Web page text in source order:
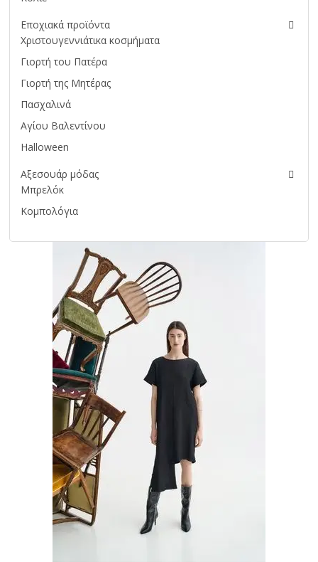
Εποχιακά προϊόντα
Χριστουγεννιάτικα κοσμήματα
Γιορτή του Πατέρα
Γιορτή της Μητέρας
Πασχαλινά
Αγίου Βαλεντίνου
Halloween
Αξεσουάρ μόδας
Μπρελόκ
Κομπολόγια